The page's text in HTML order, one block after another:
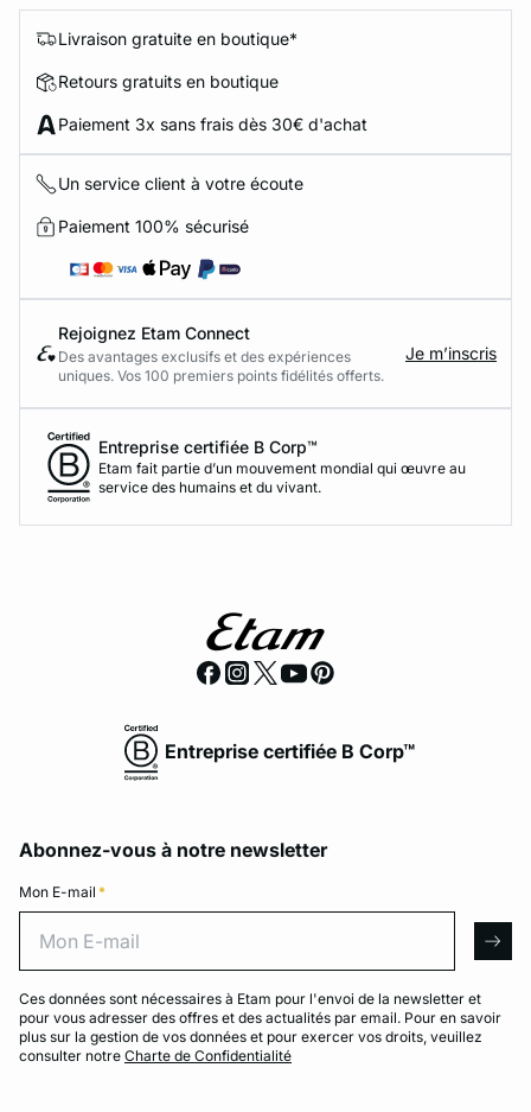
Livraison gratuite en boutique*
Retours gratuits en boutique
Paiement 3x sans frais dès 30€ d'achat
Un service client à votre écoute
Paiement 100% sécurisé
Rejoignez Etam Connect
Des avantages exclusifs et des expériences
uniques. Vos 100 premiers points fidélités offerts.
Je m’inscris
Entreprise certifiée B Corp™
Etam fait partie d’un mouvement mondial qui œuvre au
service des humains et du vivant.
Entreprise certifiée B Corp™
Abonnez-vous à notre newsletter
Mon E-mail *
Ces données sont nécessaires à Etam pour l'envoi de la newsletter et
pour vous adresser des offres et des actualités par email. Pour en savoir
plus sur la gestion de vos données et pour exercer vos droits, veuillez
consulter notre Charte de Confidentialité